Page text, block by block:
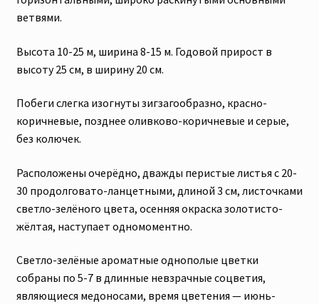
ветвями.
Высота 10-25 м, ширина 8-15 м. Годовой прирост в
высоту 25 см, в ширину 20 см.
Побеги слегка изогнуты зигзагообразно, красно-
коричневые, позднее оливково-коричневые и серые,
без колючек.
Расположены очерёдно, дважды перистые листья с 20-
30 продолговато-ланцетными, длиной 3 см, листочками
светло-зелёного цвета, осенняя окраска золотисто-
жёлтая, наступает одномоментно.
Светло-зелёные ароматные однополые цветки
собраны по 5-7 в длинные невзрачные соцветия,
являющиеся медоносами, время цветения — июнь-